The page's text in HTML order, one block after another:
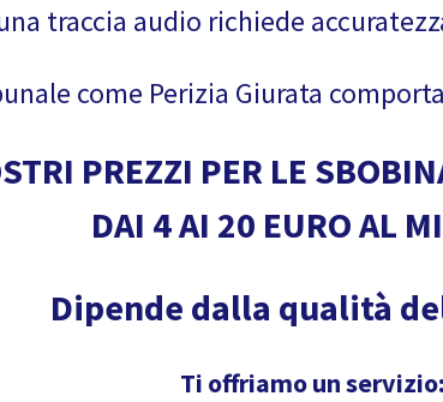
traccia audio richiede
come Perizia Giurata
PREZZI PER LE
DAI 4 AI 20 EURO AL
Dipende dalla qualità
Ti offriamo un servizio: